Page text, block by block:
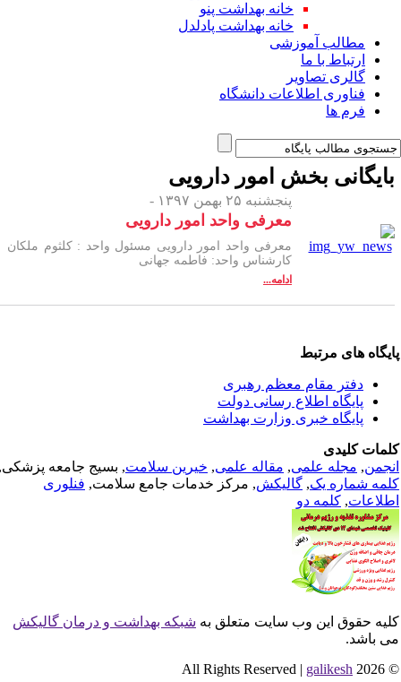
خانه بهداشت پنو
خانه بهداشت پادلدل
مطالب آموزشی
ارتباط با ما
گالری تصاویر
فناوری اطلاعات دانشگاه
فرم ها
بخش امور دارویی
پنجشنبه ۲۵ بهمن ۱۳۹۷ -
معرفی واحد امور دارویی
معرفی واحد امور دارویی مسئول واحد : کلثوم ملکان
کارشناس واحد: فاطمه جهانی
ادامه...
های مرتبط
دفتر مقام معظم رهبری
پایگاه اطلاع رسانی دولت
پایگاه خبری وزارت بهداشت
کلیدی
,مجله علمی, مقاله علمی, خیرین سلامت, بسیج جامعه پزشکی,
شماره یک,گالیکش, مرکز خدمات جامع سلامت,فنلوری
,کلمه دو
حقوق این وب سایت متعلق بهشبکه بهداشت و درمان گالیکش
باشد.
©
galikesh